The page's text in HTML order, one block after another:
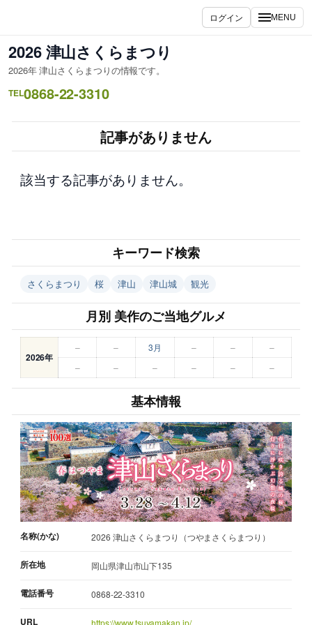
を
ス
キ
ッ
ログイン MENU
2026 津山さくらまつり
2026年 津山さくらまつりの情報です。
TEL0868-22-3310
記事がありません
該当する記事がありません。
キーワード検索
さくらまつり 桜 津山 津山城 観光
月別 美作のご当地グルメ
2026年
– – 3月 – –
–
–
– – – – –
基本情報
名称(かな) 2026 津山さくらまつり（つやまさくらまつり）
所在地 岡山県津山市山下135
電話番号 0868-22-3310
URL https://www.tsuyamakan.jp/